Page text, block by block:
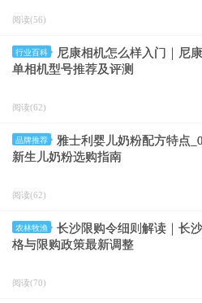
阅读(56)
行业百科
尼康相机怎么样入门｜尼
单相机型号推荐及评测
阅读(62)
品牌推荐
雅士利婴儿奶粉配方特点
新生儿奶粉选购指南
阅读(62)
农林牧渔
长沙限购令细则解读｜长
格与限购政策最新调整
阅读(70)